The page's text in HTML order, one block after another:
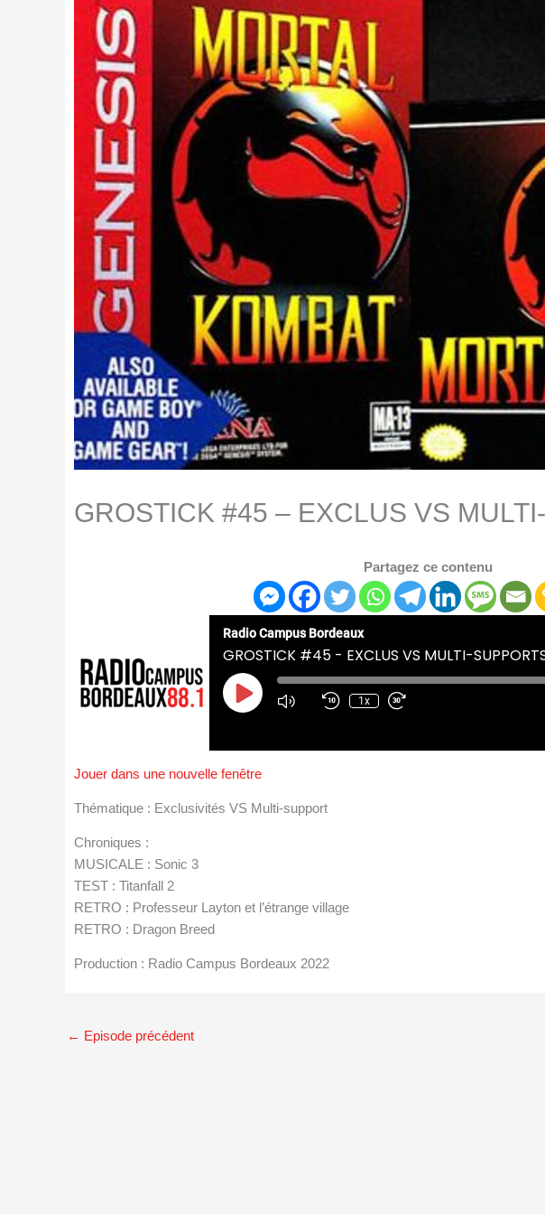
GROSTICK #45 – EXCLUS VS
Partagez ce contenu
Radio Campus Bordeaux
GROSTICK #45 - EXCLUS VS MULTI-
Play
Episode
1x
Jouer dans une nouvelle fenêtre
Thématique : Exclusivités VS Multi-support
Chroniques :
MUSICALE : Sonic 3
TEST : Titanfall 2
RETRO : Professeur Layton et l’étrange village
RETRO : Dragon Breed
Production : Radio Campus Bordeaux 2022
← Episode précédent